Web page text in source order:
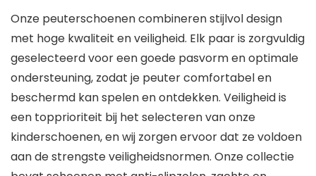
Onze peuterschoenen combineren stijlvol design
met hoge kwaliteit en veiligheid. Elk paar is zorgvuldig
geselecteerd voor een goede pasvorm en optimale
ondersteuning, zodat je peuter comfortabel en
beschermd kan spelen en ontdekken. Veiligheid is
een topprioriteit bij het selecteren van onze
kinderschoenen, en wij zorgen ervoor dat ze voldoen
aan de strengste veiligheidsnormen. Onze collectie